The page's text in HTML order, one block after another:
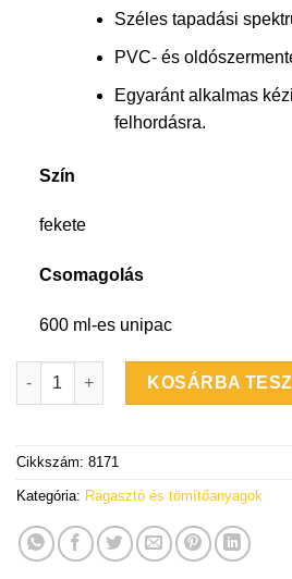
Széles tapadási
PVC- és
Egyaránt alkalmas
felhordásra.
Szín
fekete
Csomagolás
600 ml-es unipac
Sikaflex-265 fekete haszonjármű
KOSÁRBA
Cikkszám: 8171
Kategória: Ragasztó és tömítőanyagok